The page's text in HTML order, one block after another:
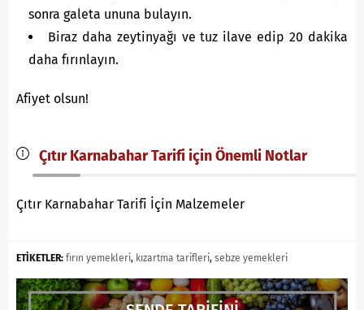
sonra galeta ununa bulayın.
Biraz daha zeytinyağı ve tuz ilave edip 20 dakika
daha fırınlayın.
Afiyet olsun!
Çıtır Karnabahar Tarifi için Önemli Notlar
Çıtır Karnabahar Tarifi İçin Malzemeler
ETİKETLER: fırın yemekleri, kızartma tarifleri, sebze yemekleri